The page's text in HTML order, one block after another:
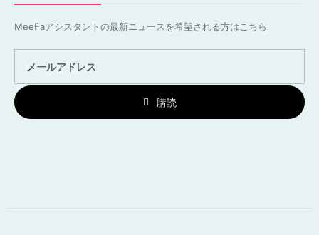
MeeFaアシスタントの最新ニュースを希望される方はこちら
購読